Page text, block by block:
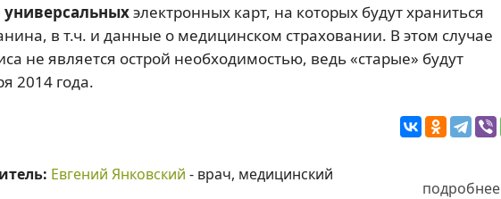
универсальныхэлектронных карт, на которых будут храниться
в т.ч. и данные о медицинском страховании. В этом случае
не является острой необходимостью, ведь «старые» будут
2014 года.
Евгений Янковский - врач, медицинский
подробнее